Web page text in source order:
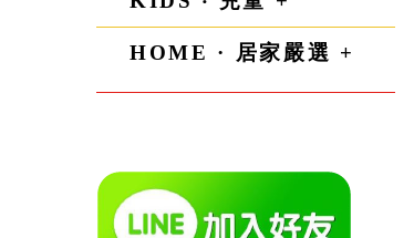
HOME · 居家嚴選 +